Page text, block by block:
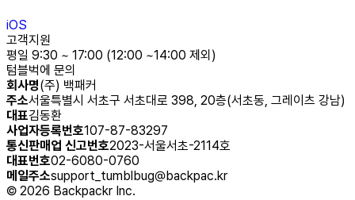
iOS
고객지원
평일 9:30 ~ 17:00 (12:00 ~14:00 제외)
텀블벅에 문의
회사명(주) 백패커
주소서울특별시 서초구 서초대로 398, 20층(서초동, 그레이츠 강남)
대표김동환
사업자등록번호107-87-83297
통신판매업 신고번호2023-서울서초-2114호
대표번호02-6080-0760
메일주소support_tumblbug@backpac.kr
© 2026 Backpackr Inc.